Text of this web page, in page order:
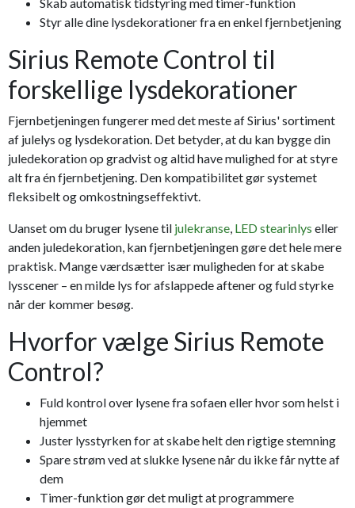
Styr alle dine lysdekorationer fra en enkel fjernbetjening
Sirius Remote Control til
forskellige lysdekorationer
Fjernbetjeningen fungerer med det meste af Sirius' sortiment
af julelys og lysdekoration. Det betyder, at du kan bygge din
juledekoration op gradvist og altid have mulighed for at styre
alt fra én fjernbetjening. Den kompatibilitet gør systemet
fleksibelt og omkostningseffektivt.
Uanset om du bruger lysene til julekranse, LED stearinlys eller
anden juledekoration, kan fjernbetjeningen gøre det hele mere
praktisk. Mange værdsætter især muligheden for at skabe
lysscener – en milde lys for afslappede aftener og fuld styrke
når der kommer besøg.
Hvorfor vælge Sirius Remote
Control?
Fuld kontrol over lysene fra sofaen eller hvor som helst i
hjemmet
Juster lysstyrken for at skabe helt den rigtige stemning
Spare strøm ved at slukke lysene når du ikke får nytte af
dem
Timer-funktion gør det muligt at programmere